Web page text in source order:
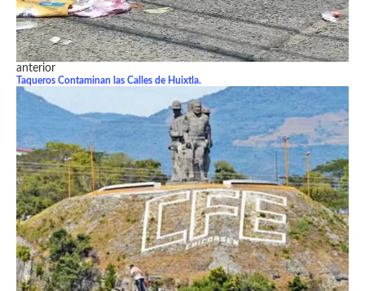
anterior
Taqueros Contaminan las Calles de Huixtla.